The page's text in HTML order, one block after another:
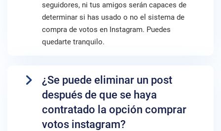
seguidores, ni tus amigos serán capaces de
determinar si has usado o no el sistema de
compra de votos en Instagram. Puedes
quedarte tranquilo.
¿Se puede eliminar un post
después de que se haya
contratado la opción comprar
votos instagram?